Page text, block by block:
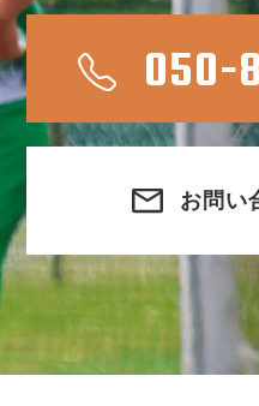
050-
お問い